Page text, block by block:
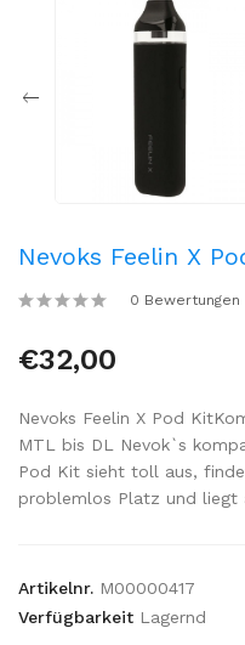
Nevoks Feelin X
0 Bewertungen
€32,00
Nevoks Feelin X Pod
MTL bis DL Nevok`s
Pod Kit sieht toll aus,
problemlos Platz und liegt
Artikelnr. M00000417
Verfügbarkeit Lagernd